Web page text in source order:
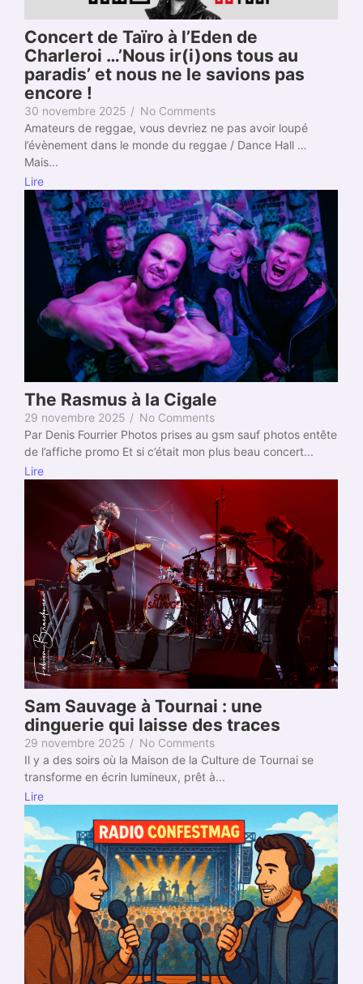
Concert de Taïro à l’Eden de
Charleroi …’Nous ir(i)ons tous au
paradis’ et nous ne le savions pas
encore !
30 novembre 2025 / No Comments
Amateurs de reggae, vous devriez ne pas avoir loupé
l’évènement dans le monde du reggae / Dance Hall …
Mais...
Lire
The Rasmus à la Cigale
29 novembre 2025 / No Comments
Par Denis Fourrier Photos prises au gsm sauf photos entête
de l’affiche promo Et si c’était mon plus beau concert...
Lire
Sam Sauvage à Tournai : une
dinguerie qui laisse des traces
29 novembre 2025 / No Comments
Il y a des soirs où la Maison de la Culture de Tournai se
transforme en écrin lumineux, prêt à...
Lire